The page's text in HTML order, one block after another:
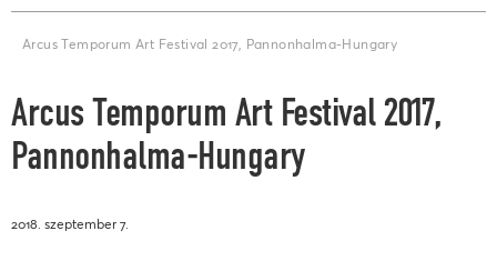
Arcus Temporum Art Festival 2017, Pannonhalma-Hungary
Arcus Temporum Art Festival 2017,
Pannonhalma-Hungary
2018. szeptember 7.